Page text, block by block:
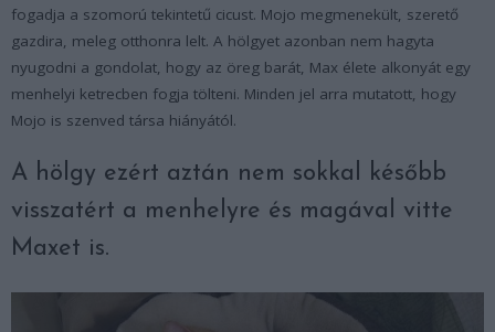
fogadja a szomorú tekintetű cicust. Mojo megmenekült, szerető
gazdira, meleg otthonra lelt. A hölgyet azonban nem hagyta
nyugodni a gondolat, hogy az öreg barát, Max élete alkonyát egy
menhelyi ketrecben fogja tölteni. Minden jel arra mutatott, hogy
Mojo is szenved társa hiányától.
A hölgy ezért aztán nem sokkal később
visszatért a menhelyre és magával vitte
Maxet is.